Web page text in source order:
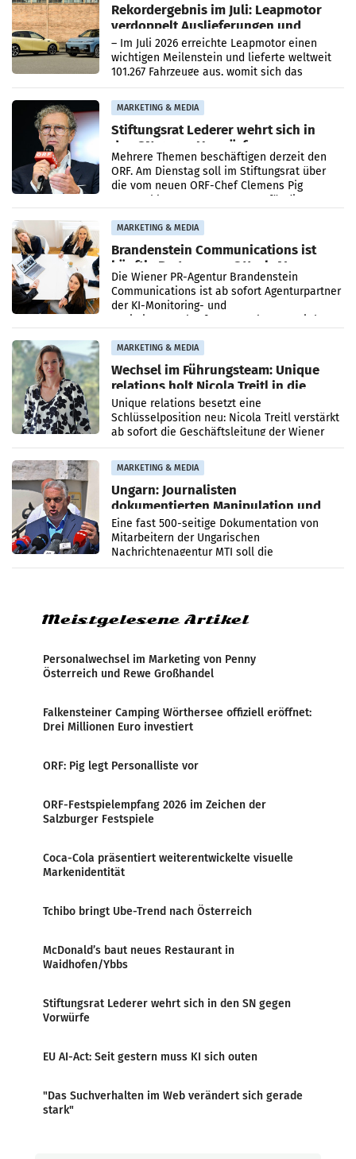
Rekordergebnis im Juli: Leapmotor
verdoppelt Auslieferungen und
überschreitet die 100.000er-Marke
– Im Juli 2026 erreichte Leapmotor einen
wichtigen Meilenstein und lieferte weltweit
101.267 Fahrzeuge aus, womit sich das
Ergebnis gegenüber Juli 2025 mehr als
verdoppelte (+102
MARKETING & MEDIA
Stiftungsrat Lederer wehrt sich in
den SN gegen Vorwürfe
Mehrere Themen beschäftigen derzeit den
ORF. Am Dienstag soll im Stiftungsrat über
die vom neuen ORF-Chef Clemens Pig
vorgeschlagenen Besetzungen für die
MARKETING & MEDIA
Brandenstein Communications ist
künftig Partner von OtterlyAI
Die Wiener PR-Agentur Brandenstein
Communications ist ab sofort Agenturpartner
der KI-Monitoring- und
Optimierungsplattform OtterlyAI. Damit baut
MARKETING & MEDIA
Wechsel im Führungsteam: Unique
relations holt Nicola Treitl in die
Geschäftsleitung
Unique relations besetzt eine
Schlüsselposition neu: Nicola Treitl verstärkt
ab sofort die Geschäftsleitung der Wiener
PR-Agentur an der Seite von Josef Kalina und
Anna Kalina-Mahr.
MARKETING & MEDIA
Ungarn: Journalisten
dokumentierten Manipulation und
Zensur
Eine fast 500-seitige Dokumentation von
Mitarbeitern der Ungarischen
Nachrichtenagentur MTI soll die
systematische Nachrichten-Manipulation und
Meistgelesene Artikel
Personalwechsel im Marketing von Penny
Österreich und Rewe Großhandel
Falkensteiner Camping Wörthersee offiziell eröffnet:
Drei Millionen Euro investiert
ORF: Pig legt Personalliste vor
ORF-Festspielempfang 2026 im Zeichen der
Salzburger Festspiele
Coca-Cola präsentiert weiterentwickelte visuelle
Markenidentität
Tchibo bringt Ube-Trend nach Österreich
McDonald’s baut neues Restaurant in
Waidhofen/Ybbs
Stiftungsrat Lederer wehrt sich in den SN gegen
Vorwürfe
EU AI-Act: Seit gestern muss KI sich outen
"Das Suchverhalten im Web verändert sich gerade
stark"